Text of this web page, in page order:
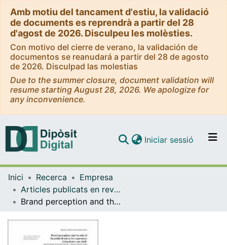
Amb motiu del tancament d'estiu, la validació
de documents es reprendrà a partir del 28
d'agost de 2026. Disculpeu les molèsties.
Con motivo del cierre de verano, la validación de
documentos se reanudará a partir del 28 de agosto
de 2026. Disculpad las molestias
Due to the summer closure, document validation will
resume starting August 28, 2026. We apologize for
any inconvenience.
Navega per tot el DD
Com publicar
Iniciar sessió (current)
Inici Recerca
Empresa
Articles publicats en revistes (Empresa)
Brand perception and the role of the point of sale in the experience of purchase: Case study